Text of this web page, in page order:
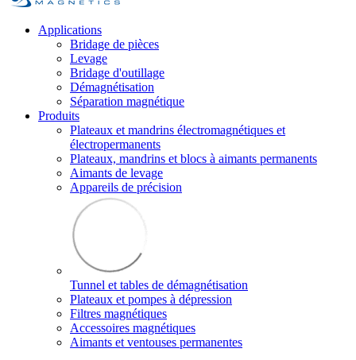
Applications
Bridage de pièces
Levage
Bridage d'outillage
Démagnétisation
Séparation magnétique
Produits
Plateaux et mandrins électromagnétiques et
électropermanents
Plateaux, mandrins et blocs à aimants permanents
Aimants de levage
Appareils de précision
Tunnel et tables de démagnétisation
Plateaux et pompes à dépression
Filtres magnétiques
Accessoires magnétiques
Aimants et ventouses permanentes